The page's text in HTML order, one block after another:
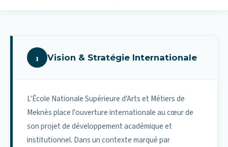
1 Vision & Stratégie Internationale
L'École Nationale Supérieure d'Arts et Métiers de
Meknès place l'ouverture internationale au cœur de
son projet de développement académique et
institutionnel. Dans un contexte marqué par